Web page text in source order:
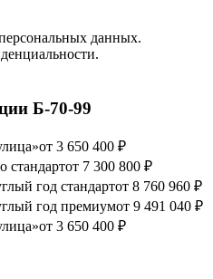
данных.
Б-70-99
от 3 650 400 ₽
стандартот 7 300 800 ₽
год стандартот 8 760 960 ₽
год премиумот 9 491 040 ₽
от 3 650 400 ₽